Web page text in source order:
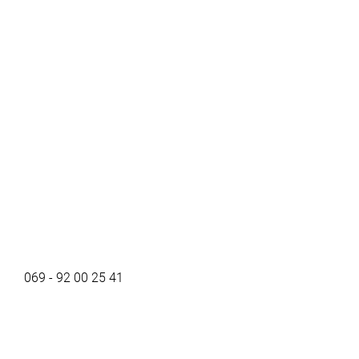
069 - 92 00 25 41